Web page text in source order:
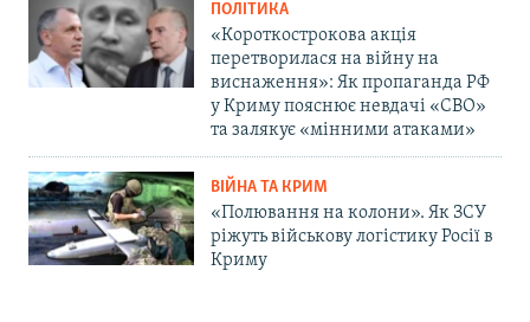
ПОЛІТИКА
«Короткострокова акція
перетворилася на війну на
виснаження»: Як пропаганда РФ
у Криму пояснює невдачі «СВО»
та залякує «мінними атаками»
ВІЙНА ТА КРИМ
«Полювання на колони». Як ЗСУ
ріжуть військову логістику Росії в
Криму